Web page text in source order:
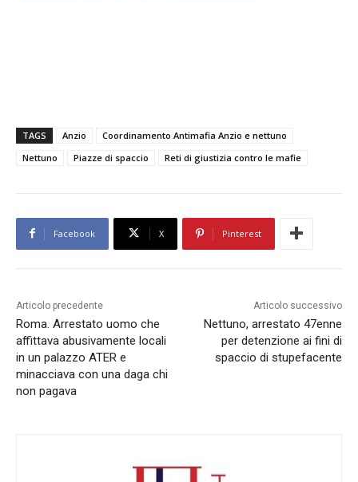
TAGS Anzio
Coordinamento Antimafia Anzio e nettuno
Nettuno
Piazze di spaccio Reti di giustizia contro le mafie
Facebook X Pinterest
Articolo precedente
Roma. Arrestato uomo che
affittava abusivamente locali
in un palazzo ATER e
minacciava con una daga chi
non pagava
Articolo successivo
Nettuno, arrestato 47enne
per detenzione ai fini di
spaccio di stupefacente